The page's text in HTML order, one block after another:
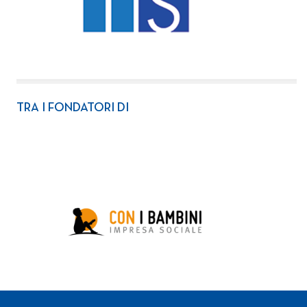
TRA I FONDATORI DI